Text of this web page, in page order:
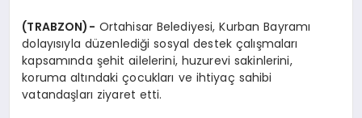
(TRABZON)- Ortahisar Belediyesi, Kurban Bayramı
dolayısıyla düzenlediği sosyal destek çalışmaları
kapsamında şehit ailelerini, huzurevi sakinlerini,
koruma altındaki çocukları ve ihtiyaç sahibi
vatandaşları ziyaret etti.